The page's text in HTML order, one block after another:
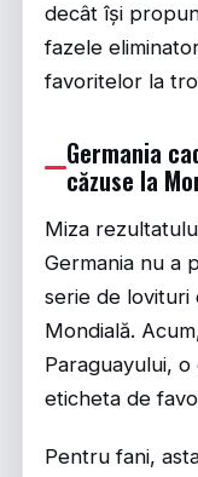
decât își
fazele
favoritelor la
Germania
căzuse la
Miza
Germania nu a
serie de lovituri
Mondială.
Paraguayului,
eticheta de
Pentru fani,